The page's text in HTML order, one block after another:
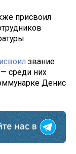
присвоил
звание
среди них
Денис